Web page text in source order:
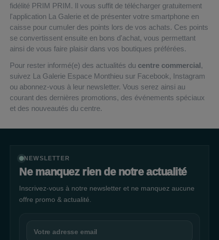
fidélité PRIM PRIM. Il vous suffit de télécharger gratuitement
l'application La Galerie et de présenter votre smartphone en
caisse pour cumuler des points lors de vos achats. Ces points
se convertissent ensuite en bons d'achat, vous permettant
ainsi de vous faire plaisir dans vos boutiques préférées.
Pour rester informé(e) des actualités du centre commercial,
suivez La Galerie Espace Monthieu sur Facebook, Instagram
ou abonnez-vous à leur newsletter. Vous serez ainsi au
courant des dernières promotions, des événements spéciaux
et des nouveautés du centre.
NEWSLETTER
Ne manquez rien de notre actualité
Inscrivez-vous à notre newsletter et ne manquez aucune
offre promo & actualité.